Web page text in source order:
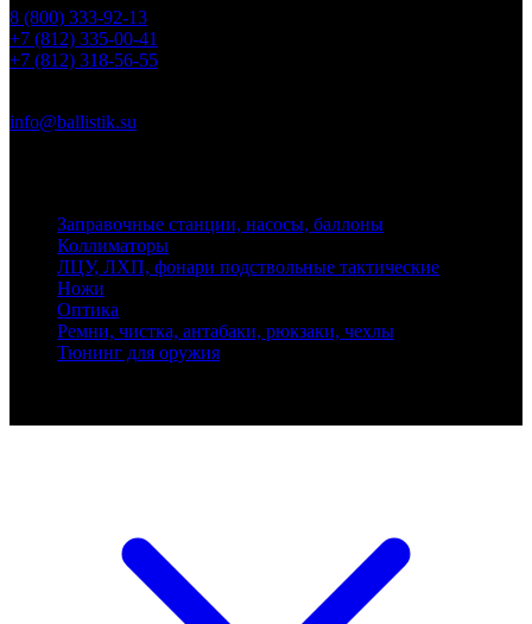
8 (800) 333-92-13
+7 (812) 335-00-41
+7 (812) 318-56-55
info@ballistik.su
Заправочные станции, насосы, баллоны
Коллиматоры
ЛЦУ, ЛХП, фонари подствольные тактические
Ножи
Оптика
Ремни, чистка, антабаки, рюкзаки, чехлы
Тюнинг для оружия